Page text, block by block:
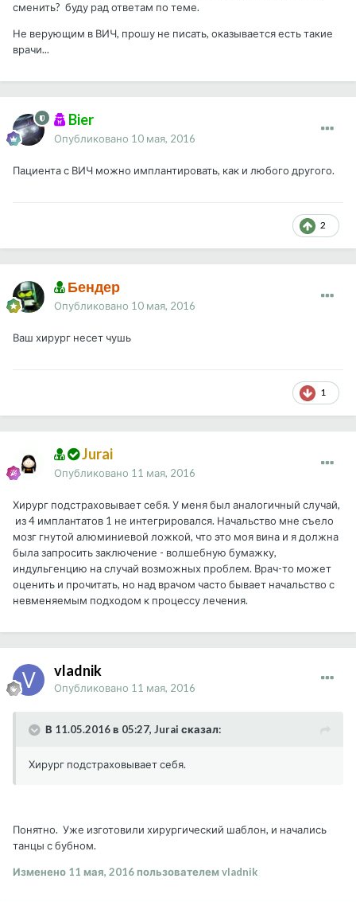
сменить? буду рад ответам по теме.
Не верующим в ВИЧ, прошу не писать, оказывается есть такие
врачи...
Bier
Опубликовано 10 мая, 2016
Пациента с ВИЧ можно имплантировать, как и любого другого.
2
Бендер
Опубликовано 10 мая, 2016
Ваш хирург несет чушь
1
Jurai
Опубликовано 11 мая, 2016
Хирург подстраховывает себя. У меня был аналогичный случай,
из 4 имплантатов 1 не интегрировался. Начальство мне съело
мозг гнутой алюминиевой ложкой, что это моя вина и я должна
была запросить заключение - волшебную бумажку,
индульгенцию на случай возможных проблем. Врач-то может
оценить и прочитать, но над врачом часто бывает начальство с
невменяемым подходом к процессу лечения.
vladnik
Опубликовано 11 мая, 2016
В 11.05.2016 в 05:27, Jurai сказал:
Хирург подстраховывает себя.
Понятно. Уже изготовили хирургический шаблон, и начались
танцы с бубном.
Изменено 11 мая, 2016пользователем vladnik